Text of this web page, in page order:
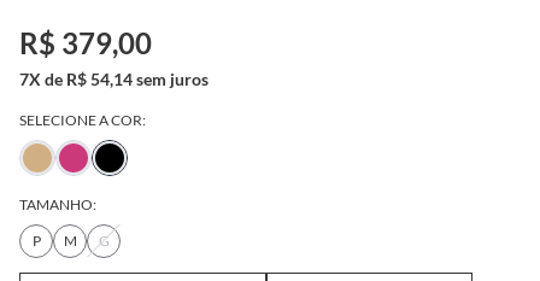
R$ 379,00
7X de R$ 54,14 sem juros
SELECIONE A COR:
TAMANHO:
P
M G